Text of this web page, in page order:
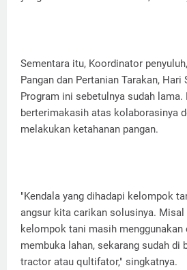
Sementara itu, Koordinator
Pangan dan Pertanian Tarakan,
Program ini sebetulnya sudah lama.
berterimakasih atas kolaborasinya
melakukan ketahanan pangan.
"Kendala yang dihadapi kelompok
angsur kita carikan solusinya. Misal
kelompok tani masih menggunakan
membuka lahan, sekarang sudah di
tractor atau qultifator," singkatnya.